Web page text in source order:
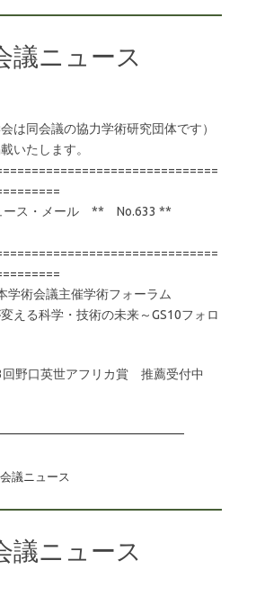
議ニュース
は同会議の協力学術研究団体です）
いたします。
ース・メール ** No.633 **
学術会議主催学術フォーラム
える科学・技術の未来～GS10フォロ
回野口英世アフリカ賞 推薦受付中
議ニュース
議ニュース